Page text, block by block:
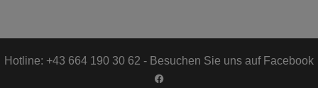
Hotline: +43 664 190 30 62 - Besuchen Sie uns auf Facebook